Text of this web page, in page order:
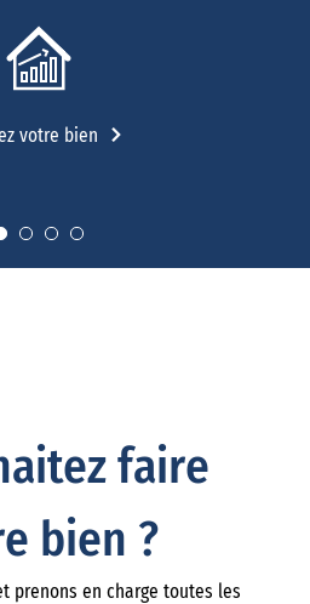
votre bien
faire
bien ?
prenons en charge toutes les